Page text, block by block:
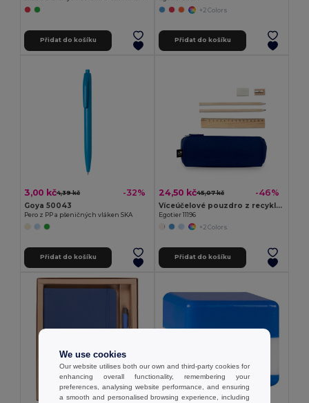
Přidat do košíku
+2 Colors
Přidat do košíku
3,00 kč4,39 kč -32%
Goya 50043
Pero z PP a pšeničných vláken SKA
Přidat do košíku
24,50 kč45,07 kč -46%
Víceúčelové pouzdro z recyklovaného filcu (100% rPET) s pravítkem, tužkami, gumou a ořezávátkem
Egotier 11196
+2 Colors
Přidat do košíku
We use cookies
Our website utilises both our own and third-party cookies for
enhancing overall functionality, remembering your
preferences, analysing website performance, and ensuring
a smooth and personalised browsing experience, including